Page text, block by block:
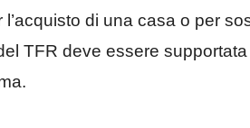
di una casa o per
TFR deve essere